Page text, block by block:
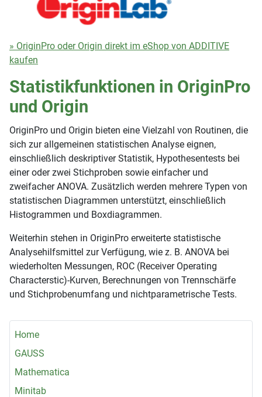
Home
GAUSS
Mathematica
Minitab
» OriginPro oder Origin direkt im eShop von ADDITIVE
kaufen
Statistikfunktionen in OriginPro
und Origin
OriginPro und Origin bieten eine Vielzahl von Routinen, die
sich zur allgemeinen statistischen Analyse eignen,
einschließlich deskriptiver Statistik, Hypothesentests bei
einer oder zwei Stichproben sowie einfacher und
zweifacher ANOVA. Zusätzlich werden mehrere Typen von
statistischen Diagrammen unterstützt, einschließlich
Histogrammen und Boxdiagrammen.
Weiterhin stehen in OriginPro erweiterte statistische
Analysehilfsmittel zur Verfügung, wie z. B. ANOVA bei
wiederholten Messungen, ROC (Receiver Operating
Characterstic)-Kurven, Berechnungen von Trennschärfe
und Stichprobenumfang und nichtparametrische Tests.